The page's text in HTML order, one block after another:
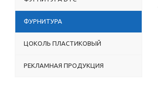
ФУРНИТУРА
ЦОКОЛЬ ПЛАСТИКОВЫЙ
РЕКЛАМНАЯ ПРОДУКЦИЯ